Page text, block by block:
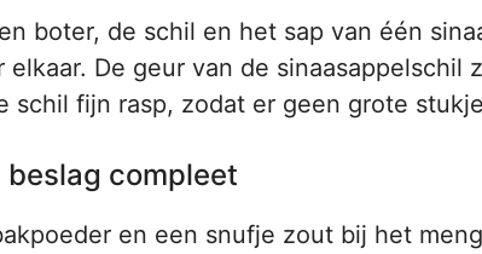
boter, de schil en het sap van één
elkaar. De geur van de sinaasappelschil
schil fijn rasp, zodat er geen grote
beslag compleet
en een snufje zout bij het